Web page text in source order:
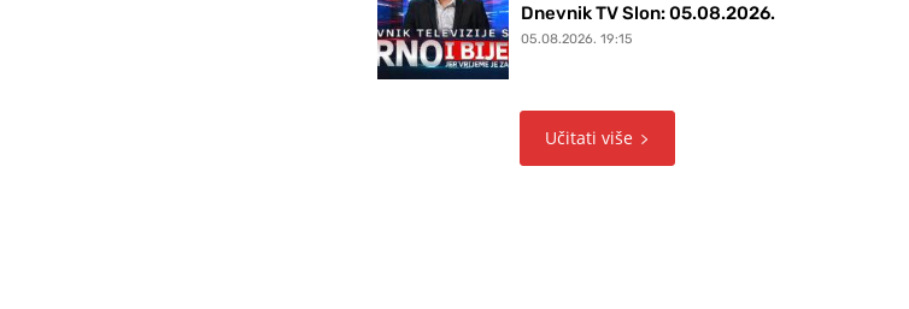
Dnevnik TV Slon: 05.08.2026.
05.08.2026. 19:15
Učitati više